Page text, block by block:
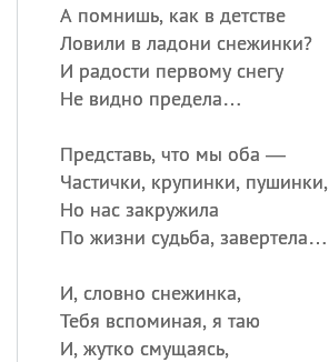
А помнишь, как в детстве
Ловили в ладони снежинки?
И радости первому снегу
Не видно предела…
Представь, что мы оба —
Частички, крупинки, пушинки,
Но нас закружила
По жизни судьба, завертела…
И, словно снежинка,
Тебя вспоминая, я таю
И, жутко смущаясь,